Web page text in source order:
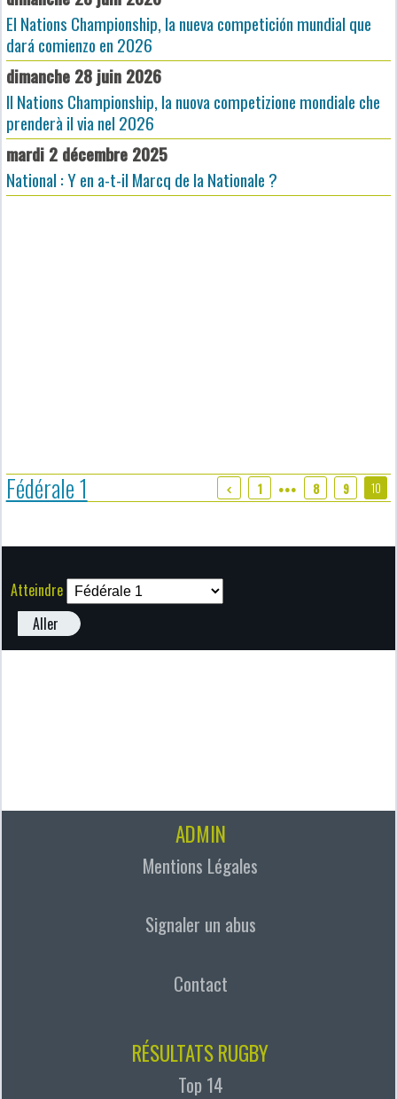
El Nations Championship, la nueva competición mundial que
dará comienzo en 2026
dimanche 28 juin 2026
Il Nations Championship, la nuova competizione mondiale che
prenderà il via nel 2026
mardi 2 décembre 2025
National : Y en a-t-il Marcq de la Nationale ?
Fédérale 1 1 ●●● 8 9 10
Atteindre
Aller
ADMIN
Mentions Légales
Signaler un abus
Contact
RÉSULTATS RUGBY
Top 14